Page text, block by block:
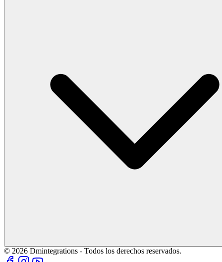
© 2026 Dmintegrations - Todos los derechos reservados.